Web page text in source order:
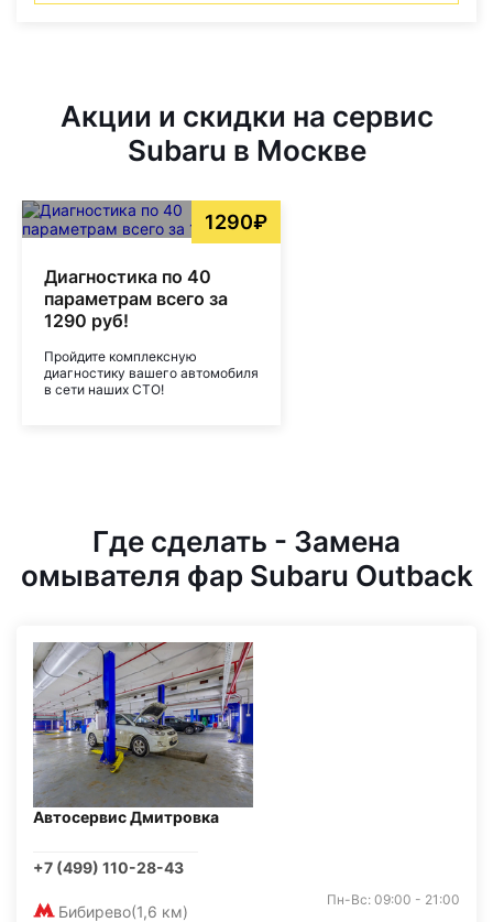
Акции и скидки на сервис
Subaru в Москве
1290₽
Диагностика по 40
параметрам всего за
1290 руб!
Пройдите комплексную
диагностику вашего автомобиля
в сети наших СТО!
Где сделать - Замена
омывателя фар Subaru Outback
Автосервис Дмитровка
+7 (499) 110-28-43
Бибирево(1,6 км)
Пн-Вс: 09:00 - 21:00